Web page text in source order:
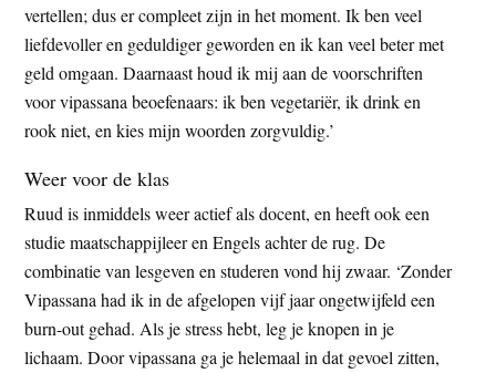
vertellen; dus er compleet zijn in het moment. Ik ben veel
liefdevoller en geduldiger geworden en ik kan veel beter met
geld omgaan. Daarnaast houd ik mij aan de voorschriften
voor vipassana beoefenaars: ik ben vegetariër, ik drink en
rook niet, en kies mijn woorden zorgvuldig.’
Weer voor de klas
Ruud is inmiddels weer actief als docent, en heeft ook een
studie maatschappijleer en Engels achter de rug. De
combinatie van lesgeven en studeren vond hij zwaar. ‘Zonder
Vipassana had ik in de afgelopen vijf jaar ongetwijfeld een
burn-out gehad. Als je stress hebt, leg je knopen in je
lichaam. Door vipassana ga je helemaal in dat gevoel zitten,